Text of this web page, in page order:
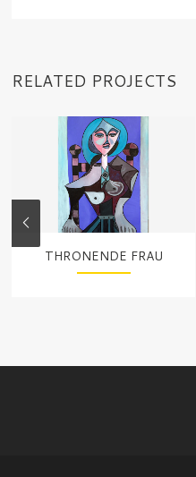
RELATED PROJECTS
THRONENDE FRAU